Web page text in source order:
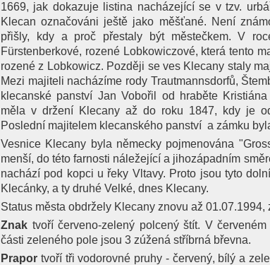
1669, jak dokazuje listina nacházející se v tzv.
Klecan označováni ještě jako měšťané. Není
přišly, kdy a proč přestaly být městečkem. V
Fürstenberkové, rozené Lobkowiczové, která tento
rozené z Lobkowicz. Později se ves Klecany staly
Mezi majiteli nacházíme rody Trautmannsdorfů,
klecanské panství Jan Vobořil od hraběte
měla v držení Klecany až do roku 1847, kdy je
Poslední majitelem klecanského panství a zámku
Vesnice Klecany byla německy pojmenována
menší, do této farnosti náležející a jihozápadním
nachází pod kopci u řeky Vltavy. Proto jsou tyto
Klecánky, a ty druhé Velké, dnes Klecany.
Status města obdržely Klecany znovu až 01.07.1994,
Znak tvoří červeno-zelený polcený štít. V
části zeleného pole jsou 3 zúžená stříbrná břevna.
Prapor tvoří tři vodorovné pruhy - červený, bílý a